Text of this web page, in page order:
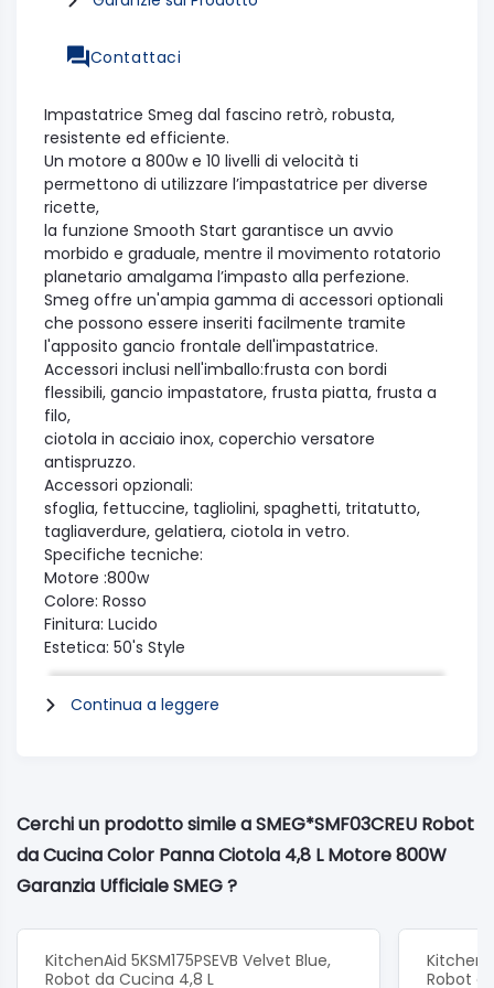
Contattaci
Impastatrice Smeg dal fascino retrò, robusta,
resistente ed efficiente.
Un motore a 800w e 10 livelli di velocità ti
permettono di utilizzare l’impastatrice per diverse
ricette,
la funzione Smooth Start garantisce un avvio
morbido e graduale, mentre il movimento rotatorio
planetario amalgama l’impasto alla perfezione.
Smeg offre un'ampia gamma di accessori optionali
che possono essere inseriti facilmente tramite
l'apposito gancio frontale dell'impastatrice.
Accessori inclusi nell'imballo:frusta con bordi
flessibili, gancio impastatore, frusta piatta, frusta a
filo,
ciotola in acciaio inox, coperchio versatore
antispruzzo.
Accessori opzionali:
sfoglia, fettuccine, tagliolini, spaghetti, tritatutto,
tagliaverdure, gelatiera, ciotola in vetro.
Specifiche tecniche:
Motore :800w
Colore: Rosso
Finitura: Lucido
Estetica: 50's Style
Colore coperchio frontale: Cromato
Materiale coperchio frontale: Plastica
Materiale corpo: Alluminio pressofuso
Funzione Smooth start: Sì
Movimento: Planetario
Controllo velocità: Elettronico
Potenza motore: 800 W
Sicurezza blocco motore: Sì
Protezione sovraccarico motore: Sì
Continua a leggere
Cerchi un prodotto simile a SMEG*SMF03CREU Robot
da Cucina Color Panna Ciotola 4,8 L Motore 800W
Garanzia Ufficiale SMEG ?
KitchenAid 5KSM175PSEVB Velvet Blue,
Robot da Cucina 4,8 L
Robot